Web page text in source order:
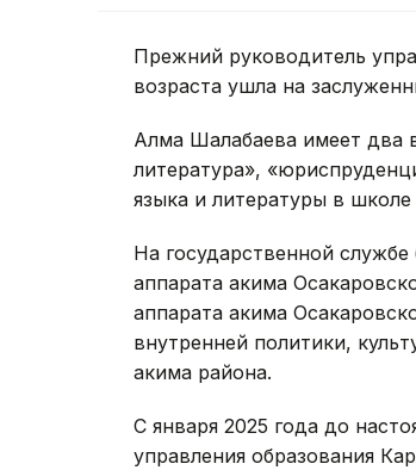
Прежний руководитель
возраста ушла на
Алма Шалабаева имеет два
литература»,
языка и литературы в
На государственной
аппарата акима
аппарата акима
внутренней политики,
акима района.
С января 2025 года до
управления образования